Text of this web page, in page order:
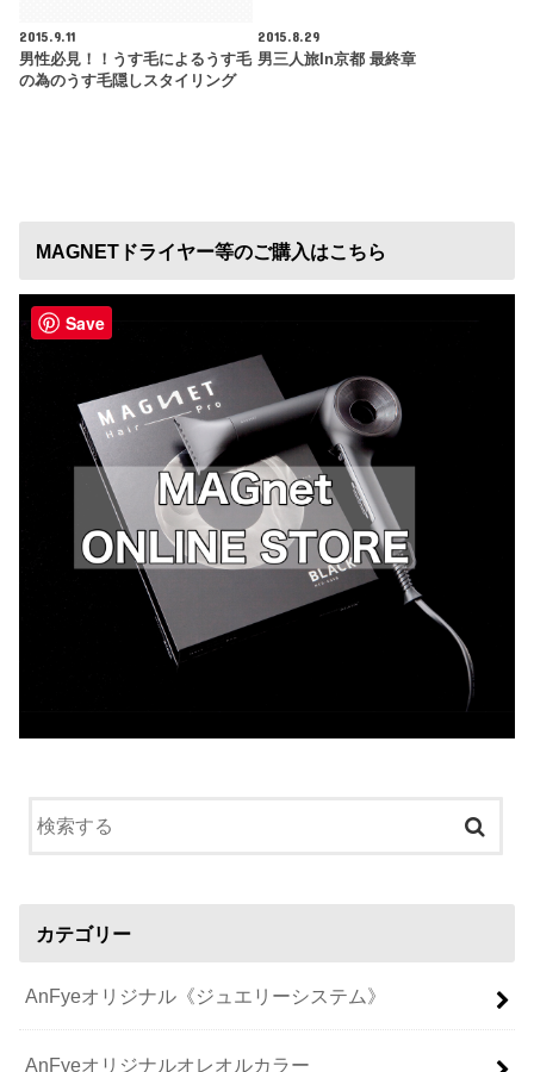
2015.9.11
男性必見！！うす毛によるうす毛
の為のうす毛隠しスタイリング
2015.8.29
男三人旅in京都 最終章
MAGNETドライヤー等のご購入はこちら
カテゴリー
AnFyeオリジナル《ジュエリーシステム》
AnFyeオリジナルオレオルカラー
Save